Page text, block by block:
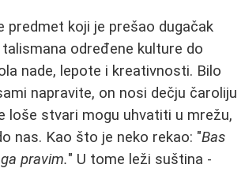
predmet koji je prešao dugačak
određene kulture do
nade, lepote i kreativnosti. Bilo
napravite, on nosi dečju čaroliju
loše stvari mogu uhvatiti u mrežu,
nas. Kao što je neko rekao: "Bas
pravim." U tome leži suština -